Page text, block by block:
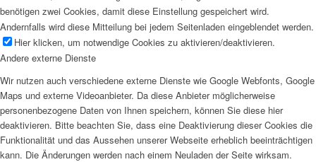
benötigen zwei Cookies, damit diese Einstellung gespeichert wird.
Andernfalls wird diese Mitteilung bei jedem Seitenladen eingeblendet werden.
Hier klicken, um notwendige Cookies zu aktivieren/deaktivieren.
Andere externe Dienste
Wir nutzen auch verschiedene externe Dienste wie Google Webfonts, Google
Maps und externe Videoanbieter. Da diese Anbieter möglicherweise
personenbezogene Daten von Ihnen speichern, können Sie diese hier
deaktivieren. Bitte beachten Sie, dass eine Deaktivierung dieser Cookies die
Funktionalität und das Aussehen unserer Webseite erheblich beeinträchtigen
kann. Die Änderungen werden nach einem Neuladen der Seite wirksam.